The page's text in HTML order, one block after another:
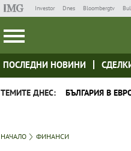
Investor Dnes Bloombergtv
ПОСЛЕДНИ НОВИНИ
ТЕМИТЕ ДНЕС: БЪЛГАРИЯ В
НАЧАЛО ФИНАНСИ